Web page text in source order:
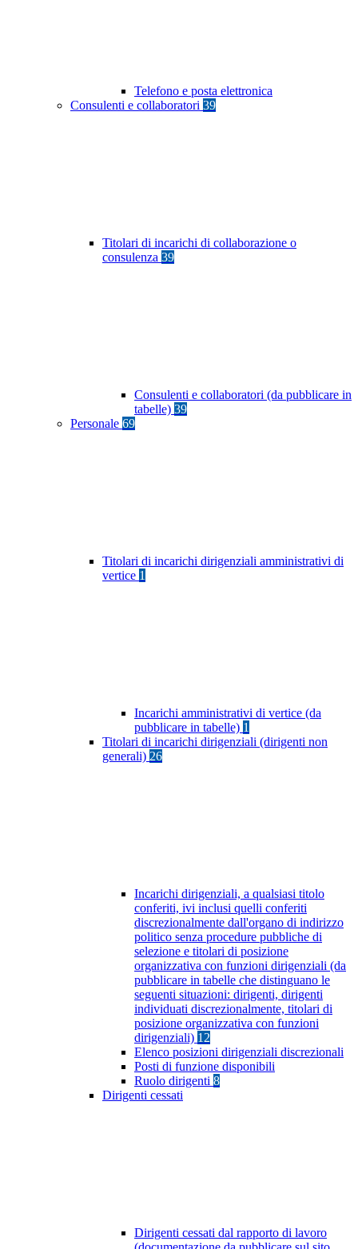
Telefono e posta elettronica
Consulenti e collaboratori 39
Titolari di incarichi di collaborazione o
consulenza 39
Consulenti e collaboratori (da pubblicare in
tabelle) 39
Personale 69
Titolari di incarichi dirigenziali amministrativi di
vertice 1
Incarichi amministrativi di vertice (da
pubblicare in tabelle) 1
Titolari di incarichi dirigenziali (dirigenti non
generali) 26
Incarichi dirigenziali, a qualsiasi titolo
conferiti, ivi inclusi quelli conferiti
discrezionalmente dall'organo di indirizzo
politico senza procedure pubbliche di
selezione e titolari di posizione
organizzativa con funzioni dirigenziali (da
pubblicare in tabelle che distinguano le
seguenti situazioni: dirigenti, dirigenti
individuati discrezionalmente, titolari di
posizione organizzativa con funzioni
dirigenziali) 12
Elenco posizioni dirigenziali discrezionali
Posti di funzione disponibili
Ruolo dirigenti 8
Dirigenti cessati
Dirigenti cessati dal rapporto di lavoro